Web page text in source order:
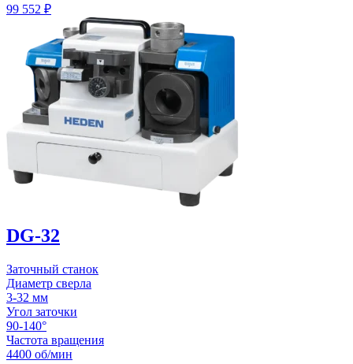
99 552 ₽
DG-32
Заточный станок
Диаметр сверла
3-32 мм
Угол заточки
90-140°
Частота вращения
4400 об/мин